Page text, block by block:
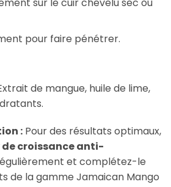
pour faire pénétrer.
de mangue, huile de lime,
: Pour des résultats optimaux,
de croissance anti-
et complétez-le
de la gamme Jamaican Mango